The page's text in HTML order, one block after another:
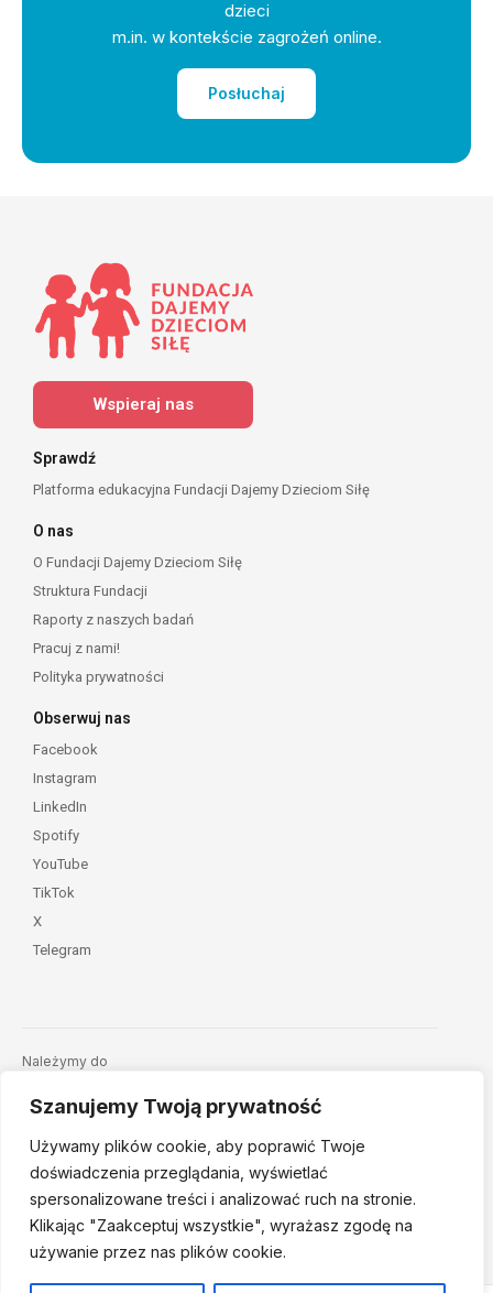
Szanujemy Twoją prywatność
Używamy plików cookie, aby poprawić Twoje
doświadczenia przeglądania, wyświetlać
spersonalizowane treści i analizować ruch na stronie.
Klikając "Zaakceptuj wszystkie", wyrażasz zgodę na
używanie przez nas plików cookie.
dzieci
m.in. w kontekście zagrożeń online.
Posłuchaj
Wspieraj nas
Sprawdź
Platforma edukacyjna Fundacji Dajemy Dzieciom Siłę
O nas
O Fundacji Dajemy Dzieciom Siłę
Struktura Fundacji
Raporty z naszych badań
Pracuj z nami!
Polityka prywatności
Obserwuj nas
Facebook
Instagram
LinkedIn
Spotify
YouTube
TikTok
X
Telegram
Należymy do
© 2026 Fundacja Dajemy Dzieciom Siłę • Projekt: nordmind.pl